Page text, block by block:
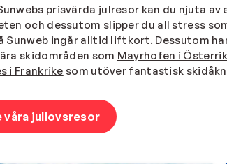
prisvärda julresor kan du njuta
och dessutom slipper du all stress
Sunweb ingår alltid liftkort. Dessutom
skidområden som Mayrhofen i
i Frankrike som utöver fantastisk
våra jullovsresor